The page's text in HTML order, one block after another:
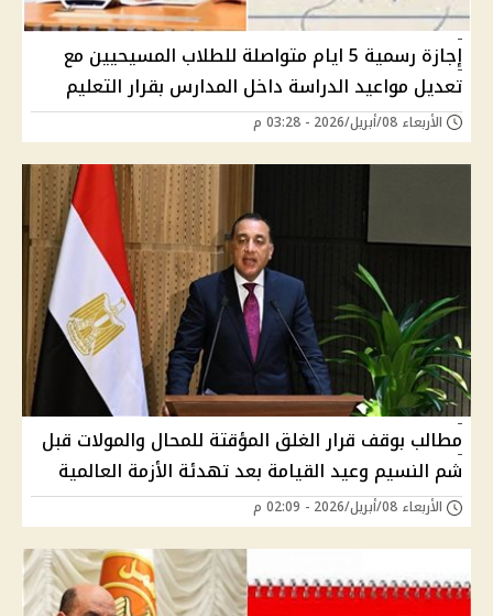
إجازة رسمية 5 ايام متواصلة للطلاب المسيحيين مع
تعديل مواعيد الدراسة داخل المدارس بقرار التعليم
الأربعاء 08/أبريل/2026 - 03:28 م
مطالب بوقف قرار الغلق المؤقتة للمحال والمولات قبل
شم النسيم وعيد القيامة بعد تهدئة الأزمة العالمية
الأربعاء 08/أبريل/2026 - 02:09 م